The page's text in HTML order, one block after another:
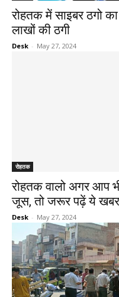
रोहतक में साइबर ठगो
लाखों की ठगी
Desk - May 27, 2024
रोहतक
रोहतक वालो अगर आप
जूस, तो जरूर पढ़ें ये खबर
Desk - May 27, 2024